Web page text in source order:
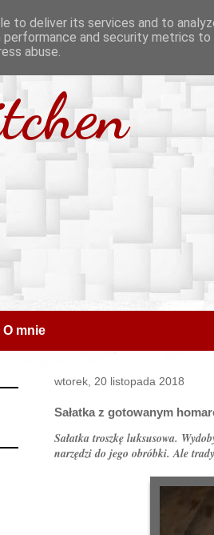
O mnie
wtorek, 20 listopada 2018
Sałatka z gotowanym
Sałatka troszkę luksusowa.
narzędzi do jego obróbki. Ale
to deliver its services and to
and security metrics
abuse.